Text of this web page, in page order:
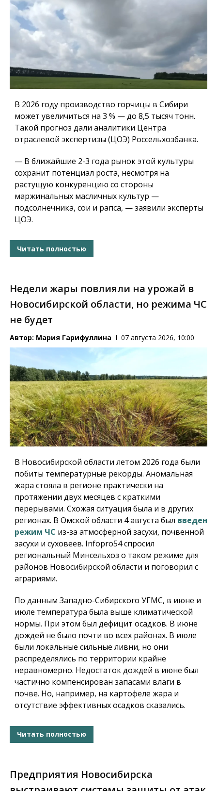
В 2026 году производство горчицы в Сибири
может увеличиться на 3 % — до 8,5 тысяч тонн.
Такой прогноз дали аналитики Центра
отраслевой экспертизы (ЦОЭ) Россельхозбанка.
— В ближайшие 2-3 года рынок этой культуры
сохранит потенциал роста, несмотря на
растущую конкуренцию со стороны
маржинальных масличных культур —
подсолнечника, сои и рапса, — заявили эксперты
ЦОЭ.
Читать полностью
Недели жары повлияли на урожай в
Новосибирской области, но режима ЧС
не будет
Автор: Мария Гарифуллина 07 августа 2026, 10:00
В Новосибирской области летом 2026 года были
побиты температурные рекорды. Аномальная
жара стояла в регионе практически на
протяжении двух месяцев с краткими
перерывами. Схожая ситуация была и в других
регионах. В Омской области 4 августа был введен
режим ЧС из-за атмосферной засухи, почвенной
засухи и суховеев. Infopro54спросил
региональный Минсельхоз о таком режиме для
районов Новосибирской области и поговорил с
аграриями.
По данным Западно-Сибирского УГМС, в июне и
июле температура была выше климатической
нормы. При этом был дефицит осадков. В июне
дождей не было почти во всех районах. В июле
были локальные сильные ливни, но они
распределялись по территории крайне
неравномерно. Недостаток дождей в июне был
частично компенсирован запасами влаги в
почве. Но, например, на картофеле жара и
отсутствие эффективных осадков сказались.
Читать полностью
Предприятия Новосибирска